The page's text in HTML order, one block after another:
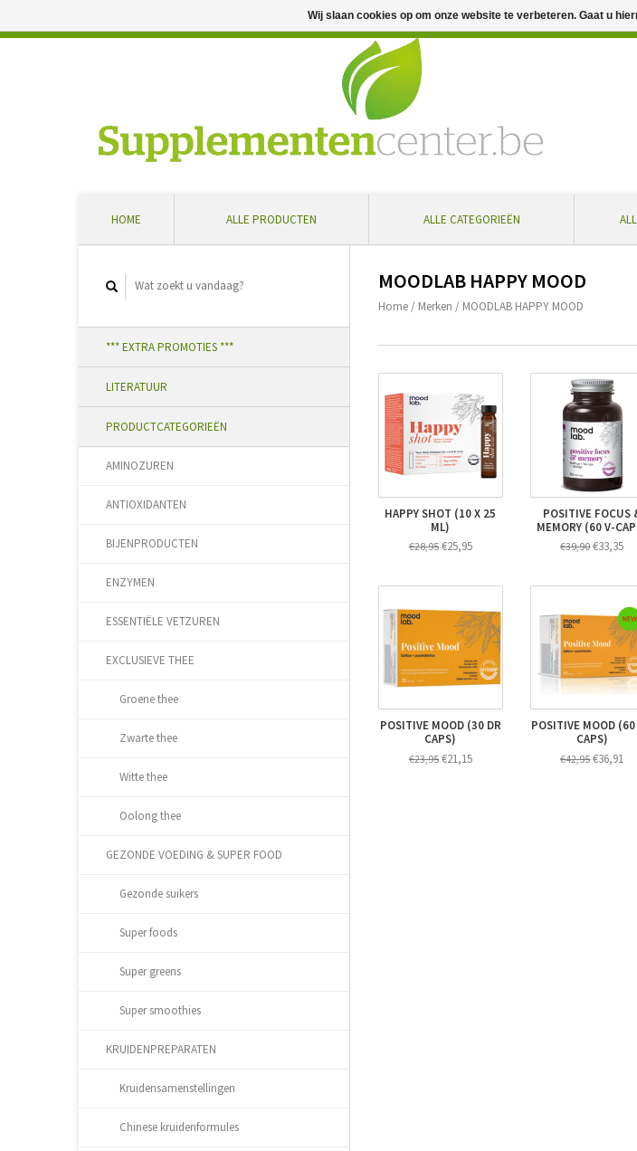
HOME ALLE PRODUCTEN ALLE CATEGORIEËN
*** EXTRA PROMOTIES ***
LITERATUUR
PRODUCTCATEGORIEËN
AMINOZUREN
ANTIOXIDANTEN
BIJENPRODUCTEN
ENZYMEN
ESSENTIËLE VETZUREN
EXCLUSIEVE THEE
Groene thee
Zwarte thee
Witte thee
Oolong thee
GEZONDE VOEDING & SUPER FOOD
Gezonde suikers
Super foods
Super greens
Super smoothies
KRUIDENPREPARATEN
Kruidensamenstellingen
Chinese kruidenformules
MOODLAB HAPPY MOOD
Home / Merken / MOODLAB HAPPY MOOD
HAPPY SHOT (10 X 25
ML)
€28,95€25,95
POSITIVE FOCUS
MEMORY (60 V-
€39,90€33,35
POSITIVE MOOD (30 DR
CAPS)
€23,95€21,15
POSITIVE MOOD (60
CAPS)
€42,95€36,91
Wij slaan cookies op om onze website te verbeteren. Gaat u
Professioneel advies en snelle levering ... Ontvang 5 % extra korting bij aankoop vanaf